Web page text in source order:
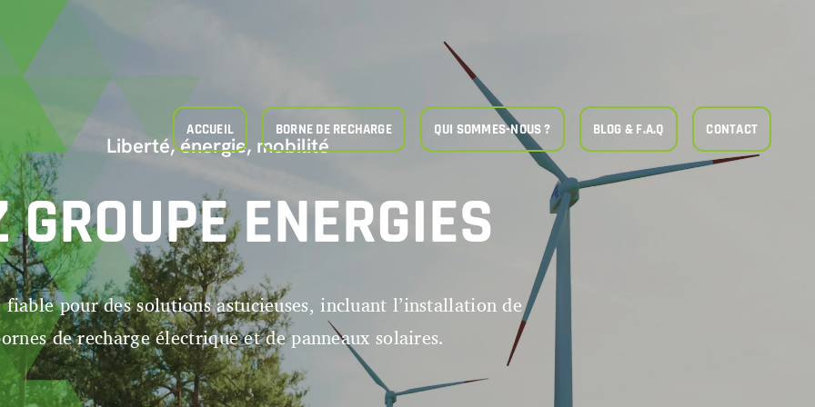
ACCUEIL BORNE DE RECHARGE QUI SOMMES-NOUS ? BLOG & F.A.Q CONTACT
Liberté, énergie, mobilité
GROUPE ENERGIES
pour des solutions astucieuses, incluant l’installation de
de recharge électrique et de panneaux solaires.